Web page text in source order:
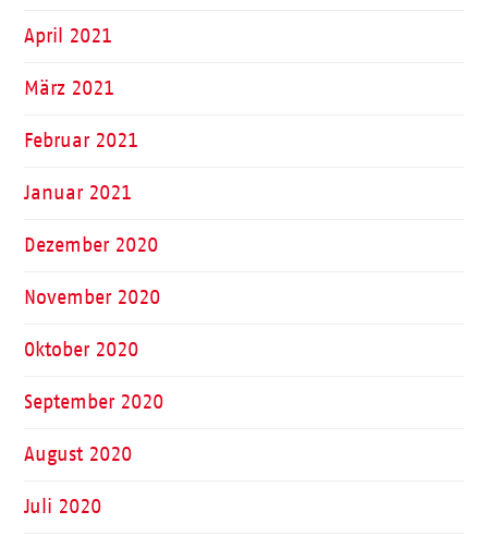
April 2021
März 2021
Februar 2021
Januar 2021
Dezember 2020
November 2020
Oktober 2020
September 2020
August 2020
Juli 2020